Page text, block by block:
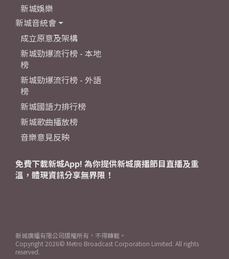
新城娛樂
新城音統會
成立原意及架構
新城勁爆流行榜 - 本地
榜
新城勁爆流行榜 - 外語
榜
新城國語力排行榜
新城歌曲播放榜
音樂意見反映
免費下載新城App! 為你提供新城廣播節目直播及重
溫，體現資訊分享無界限！
新城廣播有限公司版權所有，不得轉載。
Copyright 2026© Metro Broadcast Corporation Limited. All rights
reserved.